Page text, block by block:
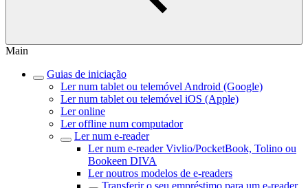
Main
Guias de iniciação
Ler num tablet ou telemóvel Android (Google)
Ler num tablet ou telemóvel iOS (Apple)
Ler online
Ler offline num computador
Ler num e-reader
Ler num e-reader Vivlio/PocketBook, Tolino ou
Bookeen DIVA
Ler noutros modelos de e-readers
Transferir o seu empréstimo para um e-reader